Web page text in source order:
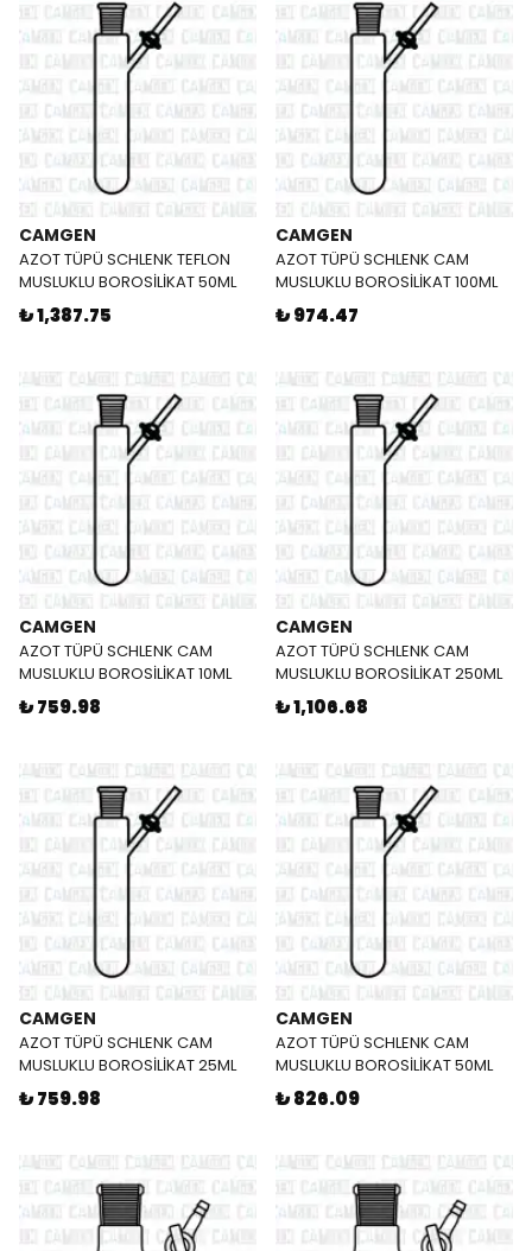
CAMGEN
AZOT TÜPÜ SCHLENK TEFLON
MUSLUKLU BOROSİLİKAT 50ML
₺ 1,387.75
CAMGEN
AZOT TÜPÜ SCHLENK CAM
MUSLUKLU BOROSİLİKAT 100ML
₺ 974.47
CAMGEN
AZOT TÜPÜ SCHLENK CAM
MUSLUKLU BOROSİLİKAT 10ML
₺ 759.98
CAMGEN
AZOT TÜPÜ SCHLENK CAM
MUSLUKLU BOROSİLİKAT 250ML
₺ 1,106.68
CAMGEN
AZOT TÜPÜ SCHLENK CAM
MUSLUKLU BOROSİLİKAT 25ML
₺ 759.98
CAMGEN
AZOT TÜPÜ SCHLENK CAM
MUSLUKLU BOROSİLİKAT 50ML
₺ 826.09